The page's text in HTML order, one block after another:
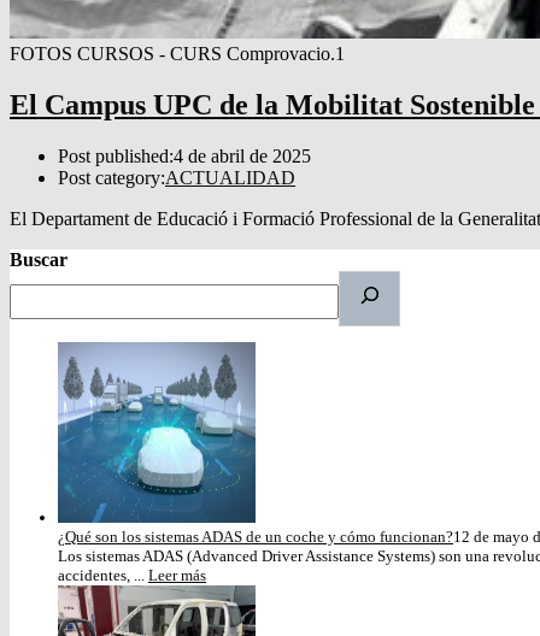
FOTOS CURSOS - CURS Comprovacio.1
El Campus UPC de la Mobilitat
Post published:4 de abril de 2025
Post category:ACTUALIDAD
El Departament de Educació i Formació Professional de la
Buscar
¿Qué son los sistemas ADAS de un coche y cómo funcionan?12 de mayo
Los sistemas ADAS (Advanced Driver Assistance Systems) son una
accidentes, ... Leer más